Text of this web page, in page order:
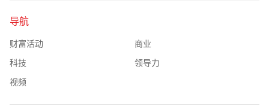
导航
财富活动 商业
科技 领导力
视频